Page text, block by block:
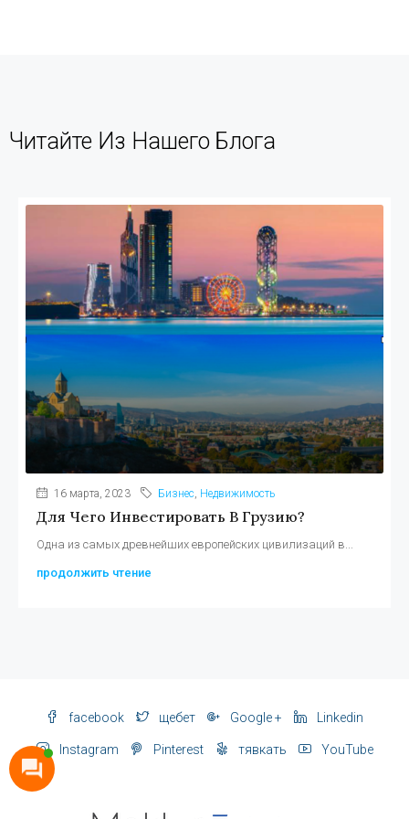
Читайте Из Нашего Блога
16 марта, 2023 Бизнес Недвижимость
Для Чего Инвестировать В Грузию?
Одна из самых древнейших европейских цивилизаций в...
продолжить чтение
facebook щебет Google + Linkedin
Instagram Pinterest тявкать YouTube